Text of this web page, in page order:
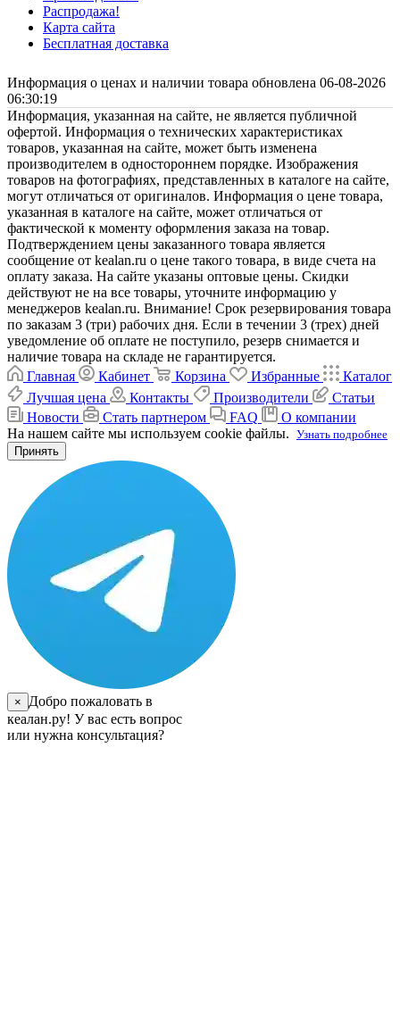
Распродажа!
Карта сайта
Бесплатная доставка
Информация о ценах и наличии товара обновлена 06-08-2026
06:30:19
Информация, указанная на сайте, не является публичной
офертой. Информация о технических характеристиках
товаров, указанная на сайте, может быть изменена
производителем в одностороннем порядке. Изображения
товаров на фотографиях, представленных в каталоге на сайте,
могут отличаться от оригиналов. Информация о цене товара,
указанная в каталоге на сайте, может отличаться от
фактической к моменту оформления заказа на товар.
Подтверждением цены заказанного товара является
сообщение от kealan.ru о цене такого товара, в виде счета на
оплату заказа. На сайте указаны оптовые цены. Скидки
действуют не на все товары, уточните информацию у
менеджеров kealan.ru. Внимание! Срок резервирования товара
по заказам 3 (три) рабочих дня. Если в течении 3 (трех) дней
уведомление об оплате не поступило, резерв снимается и
наличие товара на складе не гарантируется.
Главная
Кабинет Корзина Избранные
Каталог
Лучшая цена
Контакты Производители
Статьи
Новости
Стать партнером FAQ
О компании
На нашем сайте мы используем cookie файлы. Узнать подробнее
Принять
×
Добро пожаловать в
кеалан.ру! У вас есть вопрос
или нужна консультация?